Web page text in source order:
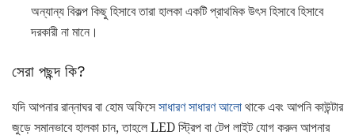
অন্যান্য বিকল্প কিছু হিসাবে তারা হালকা একটি প্রাথমিক উৎস হিসাবে হিসাবে
দরকারী না মানে।
সেরা পছন্দ কি?
যদি আপনার রান্নাঘর বা হোম অফিসে সাধারণ সাধারণ আলো থাকে এবং আপনি কাউন্টার
জুড়ে সমানভাবে হালকা চান, তাহলে LED স্ট্রিপ বা টেপ লাইট যোগ করুন আপনার